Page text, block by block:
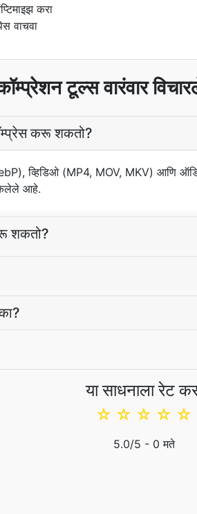
करा
वाचवा
टूल्स वारंवार
करू शकतो?
व्हिडिओ (MP4, MOV, MKV) आणि
केलेले आहे.
शकतो?
या साधनाला रेट
☆
☆
☆
☆
☆
5.0/5 - 0 मते